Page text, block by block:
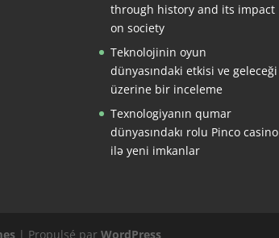
through history and its impact
on society
Teknolojinin oyun
dünyasındaki etkisi ve geleceği
üzerine bir inceleme
Texnologiyanın qumar
dünyasındakı rolu Pinco casino
ilə yeni imkanlar
| Propulsé parWordPress